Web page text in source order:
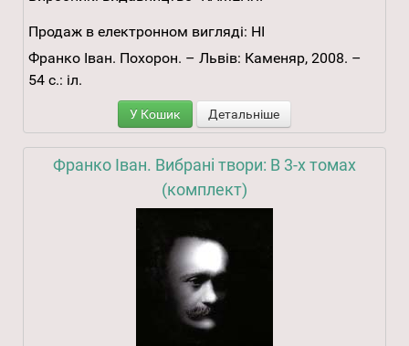
Продаж в електронном вигляді: НІ
Франко Іван. Похорон. – Львів: Каменяр, 2008. –
54 с.: іл.
У Кошик Детальніше
Франко Іван. Вибрані твори: В 3-х томах
(комплект)